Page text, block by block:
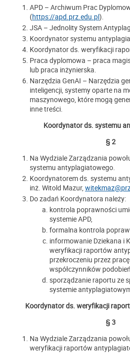
APD – Archiwum Prac
(https://apd.prz.edu.pl).
JSA – Jednolity System
Koordynator systemu
Koordynator ds. weryfikacji
Praca dyplomowa – praca
lub praca inżynierska.
Narzędzia GenAI – Narzędzia
inteligencji, systemy oparte na
maszynowego, które mogą
inne treści.
Koordynator ds. systemu
§ 2
Na Wydziale Zarządzania
systemu antyplagiatowego.
Koordynatorem ds. systemu
inż. Witold Mazur,
Do zadań Koordynatora należy:
kontrola poprawności
systemie APD,
formalna kontrola
informowanie Dziekana i
weryfikacji raportów
przekroczeniu przez
współczynników
sporządzanie raportu ze
systemie
Koordynator ds. weryfikacji
§ 3
Na Wydziale Zarządzania
weryfikacji raportów